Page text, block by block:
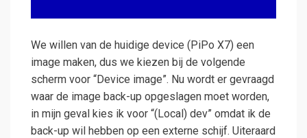
We willen van de huidige device (PiPo X7) een
image maken, dus we kiezen bij de volgende
scherm voor “Device image”. Nu wordt er gevraagd
waar de image back-up opgeslagen moet worden,
in mijn geval kies ik voor “(Local) dev” omdat ik de
back-up wil hebben op een externe schijf. Uiteraard